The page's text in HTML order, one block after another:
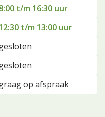
8:00 t/m 16:30 uur
12:30 t/m 13:00 uur
gesloten
gesloten
graag op afspraak